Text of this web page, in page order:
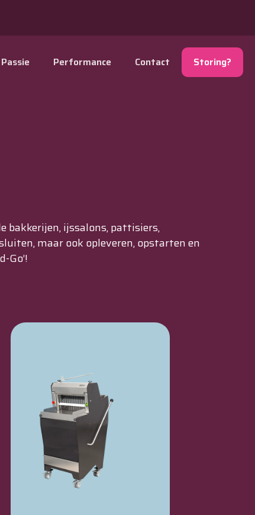
Passie Performance Contact Storing?
bakkerijen, ijssalons, pattisiers,
maar ook opleveren, opstarten en
Go’!